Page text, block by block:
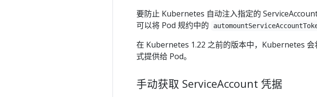
要防止 Kubernetes 自动注入指定的
可以将 Pod 规约中的
在 Kubernetes 1.22 之前的版本中，Kubernetes
式提供给 Pod。
手动获取 ServiceAccount 凭据